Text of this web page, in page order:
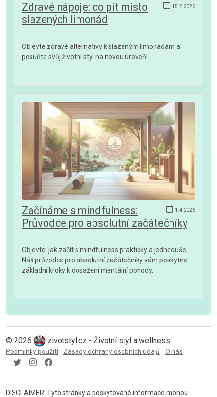
15.2.2026
Zdravé nápoje: co pít místo
slazených limonád
Objevte zdravé alternativy k slazeným limonádám a
posuňte svůj životní styl na novou úroveň!
1.4.2026
Začínáme s mindfulness:
Průvodce pro absolutní začátečníky
Objevte, jak začít s mindfulness prakticky a jednoduše.
Náš průvodce pro absolutní začátečníky vám poskytne
základní kroky k dosažení mentální pohody.
© 2026 zivotstyl.cz - Životní styl a wellness
Podmínky použití Zásady ochrany osobních údajů O nás
DISCLAIMER: Tyto stránky a poskytované informace mohou